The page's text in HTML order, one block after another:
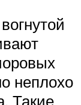
неплохо
Такие